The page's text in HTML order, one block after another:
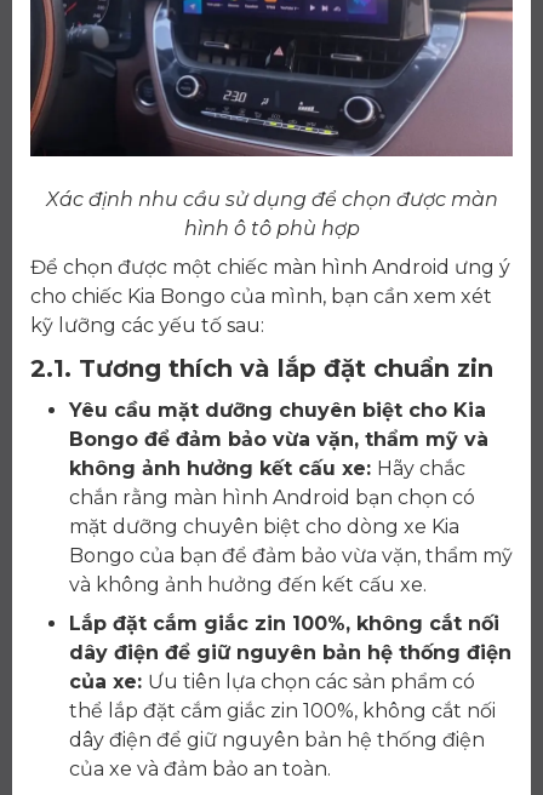
Xác định nhu cầu sử dụng để chọn được màn
hình ô tô phù hợp
Để chọn được một chiếc màn hình Android ưng ý
cho chiếc Kia Bongo của mình, bạn cần xem xét
kỹ lưỡng các yếu tố sau:
2.1. Tương thích và lắp đặt chuẩn zin
Yêu cầu mặt dưỡng chuyên biệt cho Kia
Bongo để đảm bảo vừa vặn, thẩm mỹ và
không ảnh hưởng kết cấu xe: Hãy chắc
chắn rằng màn hình Android bạn chọn có
mặt dưỡng chuyên biệt cho dòng xe Kia
Bongo của bạn để đảm bảo vừa vặn, thẩm mỹ
và không ảnh hưởng đến kết cấu xe.
Lắp đặt cắm giắc zin 100%, không cắt nối
dây điện để giữ nguyên bản hệ thống điện
của xe: Ưu tiên lựa chọn các sản phẩm có
thể lắp đặt cắm giắc zin 100%, không cắt nối
dây điện để giữ nguyên bản hệ thống điện
của xe và đảm bảo an toàn.